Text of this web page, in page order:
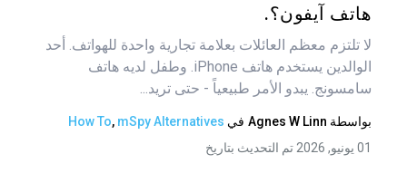
هاتف آيفون؟.
لا تلتزم معظم العائلات بعلامة تجارية واحدة للهواتف. أحد
الوالدين يستخدم هاتف iPhone. وطفل لديه هاتف
سامسونج. يبدو الأمر طبيعياً - حتى تريد...
بواسطة Agnes W Linn في How To, mSpy Alternatives
01 يونيو, 2026 تم التحديث بتاريخ